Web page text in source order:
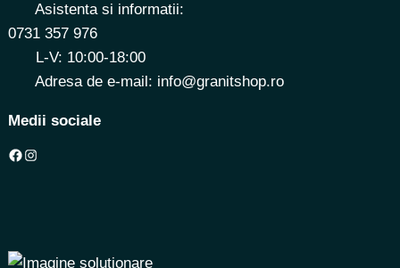
Asistenta si informatii:
0731 357 976
L-V: 10:00-18:00
Adresa de e-mail: info@granitshop.ro
Medii sociale
Facebook
Instagram